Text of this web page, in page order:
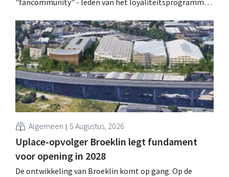
"fancommunity" - leden van het loyaliteitsprogramma -
de Lokerse Feesten. Met de actie wilde de discountketen
haar trouwste klanten bedanken en tegelijk tonen dat
ook een prijsvechter een heuse merkcommunity kan
uitbouwen.
Algemeen 5 Augustus, 2026
Uplace-opvolger Broeklin legt fundament
voor opening in 2028
De ontwikkeling van Broeklin komt op gang. Op de